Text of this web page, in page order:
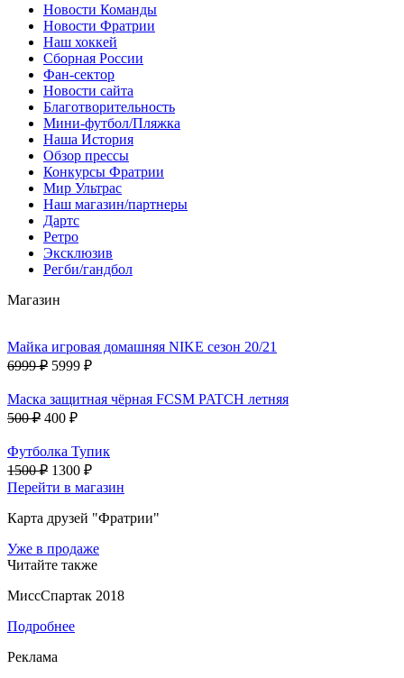
Новости Команды
Новости Фратрии
Наш хоккей
Сборная России
Фан-cектор
Новости сайта
Благотворительность
Мини-футбол/Пляжка
Наша История
Обзор прессы
Конкурсы Фратрии
Мир Ультрас
Наш магазин/партнеры
Дартс
Ретро
Эксклюзив
Регби/гандбол
Магазин
Майка игровая домашняя NIKE сезон 20/21
6999 ₽ 5999 ₽
Маска защитная чёрная FCSM PATCH летняя
500 ₽ 400 ₽
Футболка Тупик
1500 ₽ 1300 ₽
Перейти в магазин
Карта друзей "Фратрии"
Уже в продаже
Читайте также
МиссСпартак 2018
Подробнее
Реклама